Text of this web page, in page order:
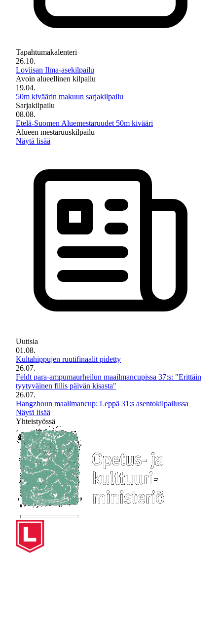
Tapahtumakalenteri
26.10.
Loviisan Ilma-asekilpailu
Avoin alueellinen kilpailu
19.04.
50m kiväärin makuun sarjakilpailu
Sarjakilpailu
08.08.
Etelä-Suomen Aluemestaruudet 50m kivääri
Alueen mestaruuskilpailu
Näytä lisää
Uutisia
01.08.
Kultahippujen ruutifinaalit pidetty
26.07.
Feldt para-ampumaurheilun maailmancupissa 37:s: "Erittäin
tyytyväinen fiilis päivän kisasta"
26.07.
Hangzhoun maailmancup: Leppä 31:s asentokilpailussa
Näytä lisää
Yhteistyössä